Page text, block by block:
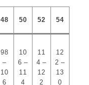
48 50 52 54
98
–
10
6
10
6 –
11
4
11
4 –
12
2
12
2 –
13
0